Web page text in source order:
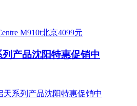
产品沈阳特惠促销中